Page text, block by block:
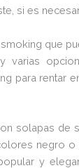
si es
que
varias
para rentar
solapas de
negro o
y